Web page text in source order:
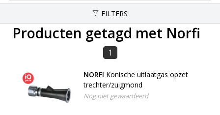
FILTERS
Producten getagd met Norfi
1
NORFI Konische uitlaatgas opzet
trechter/zuigmond
Nog niet gewaardeerd